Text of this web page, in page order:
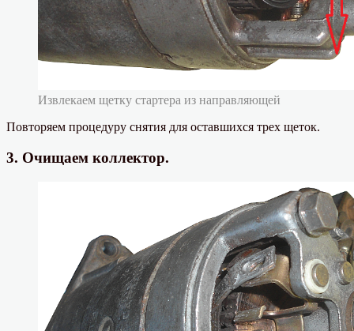
Извлекаем щетку стартера из направляющей
Повторяем процедуру снятия для оставшихся трех щеток.
3. Очищаем коллектор.